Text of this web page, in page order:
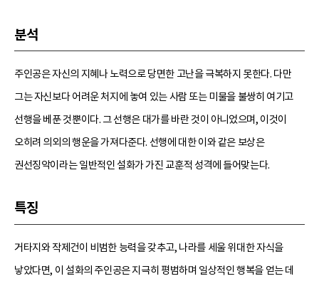
분석
주인공은 자신의 지혜나 노력으로 당면한 고난을 극복하지 못한다. 다만
그는 자신보다 어려운 처지에 놓여 있는 사람 또는 미물을 불쌍히 여기고
선행을 베푼 것뿐이다. 그 선행은 대가를 바란 것이 아니었으며, 이것이
오히려 의외의 행운을 가져다준다. 선행에 대한 이와 같은 보상은
권선징악이라는 일반적인 설화가 가진 교훈적 성격에 들어맞는다.
특징
거타지와 작제건이 비범한 능력을 갖추고, 나라를 세울 위대한 자식을
낳았다면, 이 설화의 주인공은 지극히 평범하며 일상적인 행복을 얻는 데